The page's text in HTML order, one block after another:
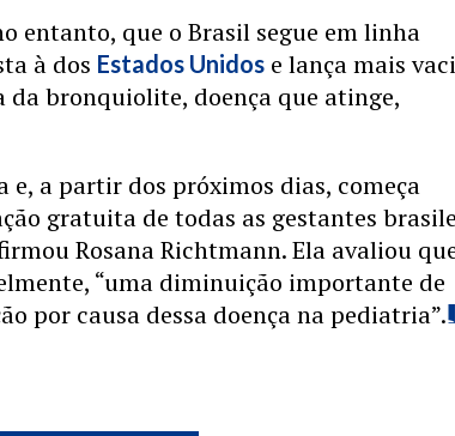
entanto, que o Brasil segue em linha
à dos Estados Unidos e lança mais
da bronquiolite, doença que atinge,
e, a partir dos próximos dias, começa
gratuita de todas as gestantes
Rosana Richtmann. Ela avaliou
“uma diminuição importante de
por causa dessa doença na pediatria”.